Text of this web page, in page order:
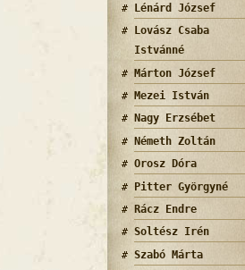
Lénárd József
Lovász Csaba
Istvánné
Márton József
Mezei István
Nagy Erzsébet
Németh Zoltán
Orosz Dóra
Pitter Györgyné
Rácz Endre
Soltész Irén
Szabó Márta